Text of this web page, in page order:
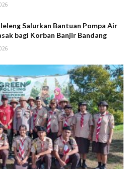
Salurkan Bantuan Pompa Air
bagi Korban Banjir Bandang